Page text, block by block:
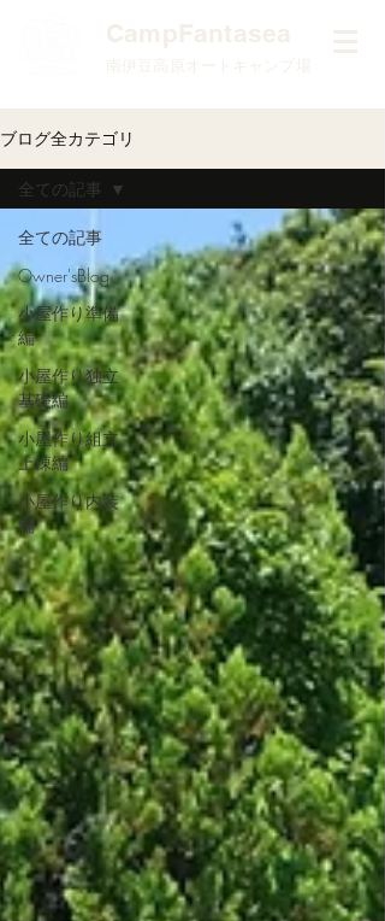
​CampFantasea
南伊豆高原オートキャンプ場
ブログ全カテゴリ
全ての記事
Owner'sBlog
小屋作り準備
編
小屋作り独立
基礎編
小屋作り組立
上棟編
小屋作り内装
編
全ての記事